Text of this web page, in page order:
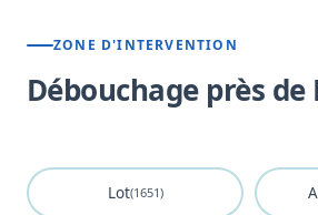
ZONE D'INTERVENTION
Débouchage près de
Lot(1651)